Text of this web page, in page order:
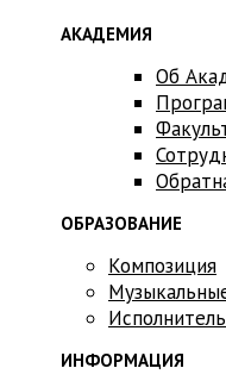
АКАДЕМИЯ
Об
ОБРАЗОВАНИЕ
Композиция
ИНФОРМАЦИЯ